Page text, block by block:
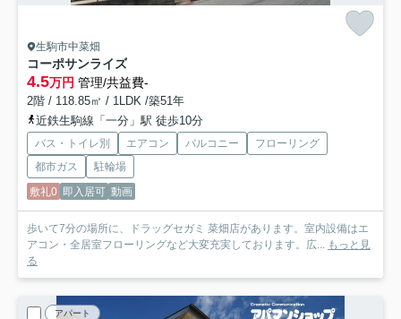
生駒市中菜畑
コーポサンライズ
4.5万円 管理/共益費-
2階 / 118.85㎡ / 1LDK /築51年
近鉄生駒線「一分」駅 徒歩10分
バス・トイレ別 エアコン バルコニー
フローリング
都市ガス
駐輪場
敷礼0 即入居可 動画
歩いて7分の場所に、ドラッグセガミ 菜畑店があります。室内設備はエ
アコン・全居室フローリングなど大変充実しております。広...
もっと見
る
アパート